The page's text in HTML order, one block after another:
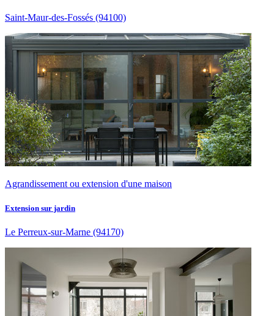
Saint-Maur-des-Fossés (94100)
Agrandissement ou extension d'une maison
Extension sur jardin
Le Perreux-sur-Marne (94170)